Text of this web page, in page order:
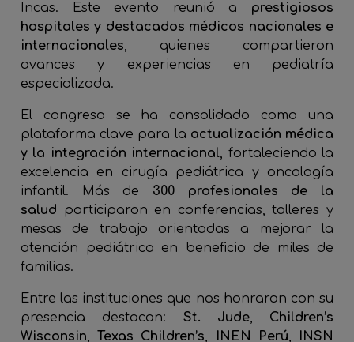
Incas. Este evento reunió a prestigiosos
hospitales y destacados médicos nacionales e
internacionales, quienes compartieron
avances y experiencias en pediatría
especializada.
El congreso se ha consolidado como una
plataforma clave para la actualización médica
y la integración internacional, fortaleciendo la
excelencia en cirugía pediátrica y oncología
infantil. Más de 300 profesionales de la
salud participaron en conferencias, talleres y
mesas de trabajo orientadas a mejorar la
atención pediátrica en beneficio de miles de
familias.
Entre las instituciones que nos honraron con su
presencia destacan: St. Jude, Children’s
Wisconsin,Texas Children’s, INEN Perú,
INSN